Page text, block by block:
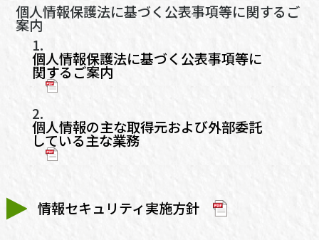
個人情報保護法に基づく公表事項等に関するご
案内
1.
個人情報保護法に基づく公表事項等に
関するご案内
2.
個人情報の主な取得元および外部委託
している主な業務
情報セキュリティ実施方針